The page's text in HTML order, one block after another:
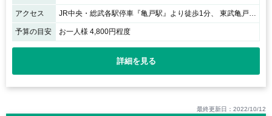
アクセス
予算の目安 お一人様 4,800円程度
詳細を見る
最終更新日：2022/10/12